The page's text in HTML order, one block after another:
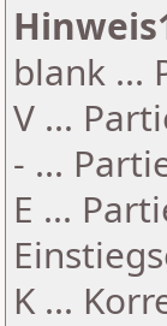
blank ...
V ...
- ...
E ...
K ...